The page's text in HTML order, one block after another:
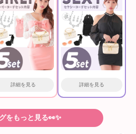
詳細を見る 詳細を見る
をもっと見る👀✨